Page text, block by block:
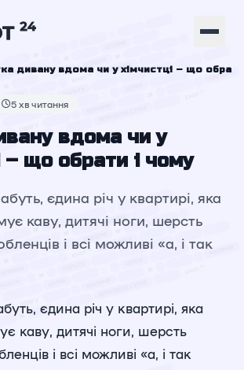
дивану вдома чи у хімчистці – що
5 хв читання
вдома чи у
– що обрати і чому
єдина річ у квартирі, яка
каву, дитячі ноги, шерсть
і всі можливі «а, і так
єдина річ у квартирі, яка
каву, дитячі ноги, шерсть
і всі можливі «а, і так